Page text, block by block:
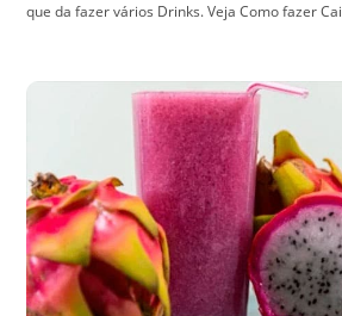
que da fazer vários Drinks. Veja Como fazer